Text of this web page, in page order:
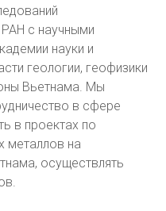
с научными
науки и
геологии, геофизики
Вьетнама. Мы
в сфере
в проектах по
металлов на
осуществлять